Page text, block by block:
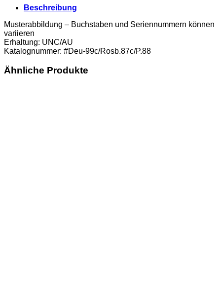
Beschreibung
Musterabbildung – Buchstaben und Seriennummern können
variieren
Erhaltung: UNC/AU
Katalognummer: #Deu-99c/Rosb.87c/P.88
Ähnliche Produkte